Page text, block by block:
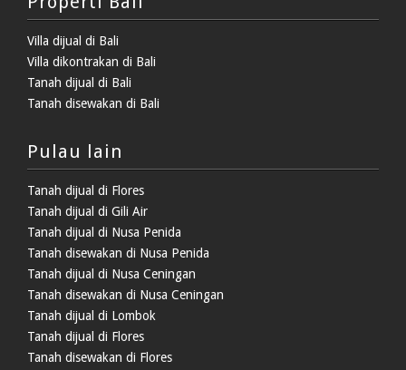
Villa dijual di Bali
Villa dikontrakan di Bali
Tanah dijual di Bali
Tanah disewakan di Bali
Pulau lain
Tanah dijual di Flores
Tanah dijual di Gili Air
Tanah dijual di Nusa Penida
Tanah disewakan di Nusa Penida
Tanah dijual di Nusa Ceningan
Tanah disewakan di Nusa Ceningan
Tanah dijual di Lombok
Tanah dijual di Flores
Tanah disewakan di Flores